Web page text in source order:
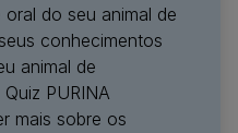
do seu animal de
conhecimentos
animal de
PURINA
mais sobre os